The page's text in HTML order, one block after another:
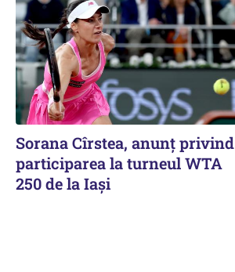
Sorana Cîrstea, anunț privind
participarea la turneul WTA
250 de la Iași